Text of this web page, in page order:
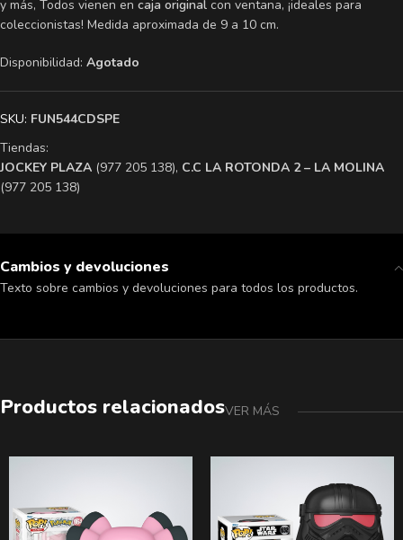
y más, Todos vienen en caja original con ventana, ¡ideales para
coleccionistas! Medida aproximada de 9 a 10 cm.
Disponibilidad: Agotado
SKU: FUN544CDSPE
Tiendas:
​JOCKEY PLAZA (977 205 138), ​C.C LA ROTONDA 2 – LA MOLINA
(977 205 138)
Cambios y devoluciones
Texto sobre cambios y devoluciones para todos los productos.
Productos relacionadosVER MÁS